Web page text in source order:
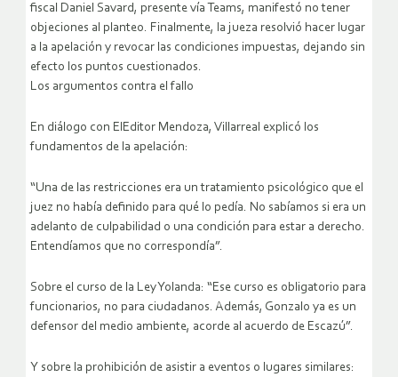
fiscal Daniel Savard, presente vía Teams, manifestó no tener
objeciones al planteo. Finalmente, la jueza resolvió hacer lugar
a la apelación y revocar las condiciones impuestas, dejando sin
efecto los puntos cuestionados.
Los argumentos contra el fallo
En diálogo con ElEditor Mendoza, Villarreal explicó los
fundamentos de la apelación:
“Una de las restricciones era un tratamiento psicológico que el
juez no había definido para qué lo pedía. No sabíamos si era un
adelanto de culpabilidad o una condición para estar a derecho.
Entendíamos que no correspondía”.
Sobre el curso de la Ley Yolanda: “Ese curso es obligatorio para
funcionarios, no para ciudadanos. Además, Gonzalo ya es un
defensor del medio ambiente, acorde al acuerdo de Escazú”.
Y sobre la prohibición de asistir a eventos o lugares similares: